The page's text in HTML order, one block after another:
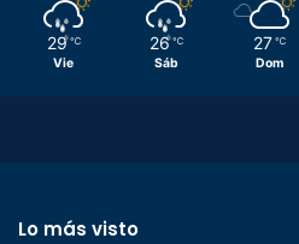
29 ℃
Vie
26 ℃
Sáb
27 ℃
Dom
Lo más visto